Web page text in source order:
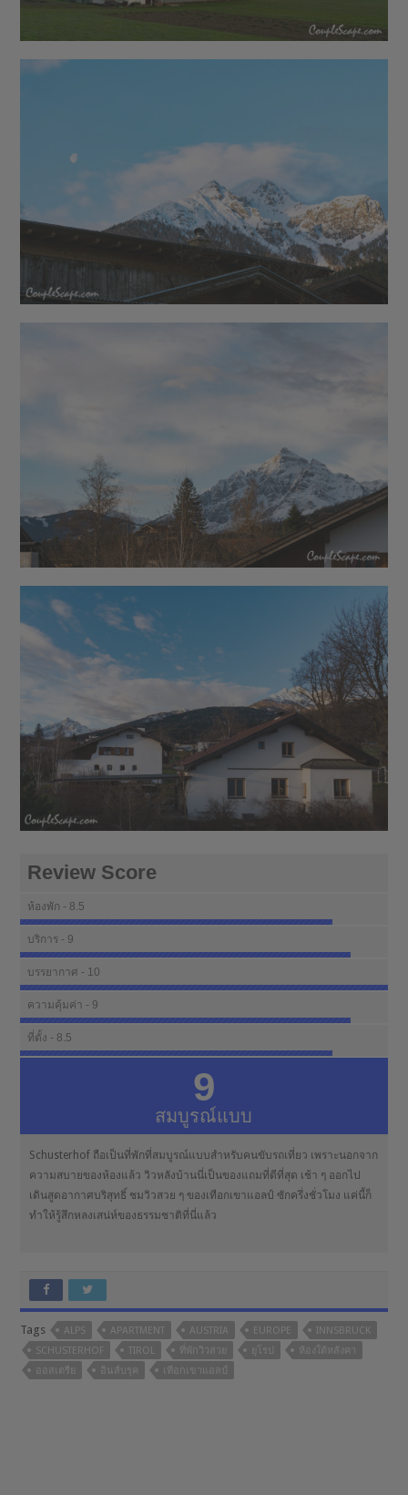
Review Score
ห้องพัก - 8.5
บริการ - 9
บรรยากาศ - 10
ความคุ้มค่า - 9
ที่ตั้ง - 8.5
9
สมบูรณ์แบบ
Schusterhof ถือเป็นที่พักที่สมบูรณ์แบบสำหรับคนขับรถเที่ยว เพราะนอกจาก
ความสบายของห้องแล้ว วิวหลังบ้านนี่เป็นของแถมที่ดีที่สุด เช้า ๆ ออกไป
เดินสูดอากาศบริสุทธิ์ ชมวิวสวย ๆ ของเทือกเขาแอลป์ ซักครึ่งชั่วโมง แค่นี้ก็
ทำให้รู้สึกหลงเสน่ห์ของธรรมชาติที่นี่แล้ว
Tags ALPS APARTMENT AUSTRIA EUROPE
INNSBRUCK
SCHUSTERHOF
TIROL ที่พักวิวสวย ยุโรป
ห้องใต้หลังคา
ออสเตรีย
อินส์บรุค เทือกเขาแอลป์